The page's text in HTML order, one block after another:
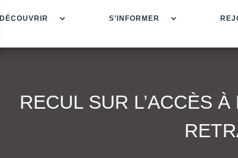
DÉCOUVRIR S’INFORMER
RECUL SUR L’ACCÈS